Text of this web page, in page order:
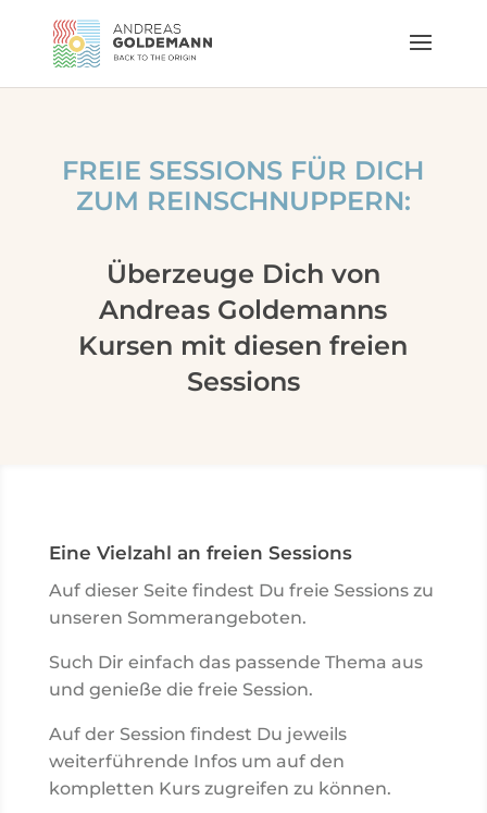
FREIE SESSIONS FÜR DICH
ZUM REINSCHNUPPERN:
Überzeuge Dich von
Andreas Goldemanns
Kursen mit diesen freien
Sessions
Eine Vielzahl an freien Sessions
Auf dieser Seite findest Du freie Sessions zu
unseren Sommerangeboten.
Such Dir einfach das passende Thema aus
und genieße die freie Session.
Auf der Session findest Du jeweils
weiterführende Infos um auf den
kompletten Kurs zugreifen zu können.